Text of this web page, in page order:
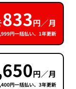
833円／月
円一括払い、1年更新
円／月
円一括払い、3年更新